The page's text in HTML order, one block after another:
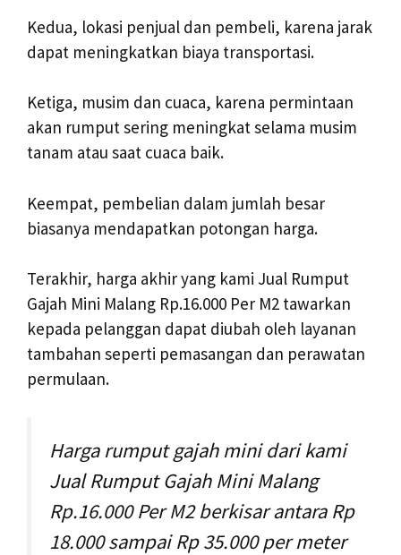
Kedua, lokasi penjual dan pembeli, karena jarak
dapat meningkatkan biaya transportasi.
Ketiga, musim dan cuaca, karena permintaan
akan rumput sering meningkat selama musim
tanam atau saat cuaca baik.
Keempat, pembelian dalam jumlah besar
biasanya mendapatkan potongan harga.
Terakhir, harga akhir yang kami Jual Rumput
Gajah Mini Malang Rp.16.000 Per M2 tawarkan
kepada pelanggan dapat diubah oleh layanan
tambahan seperti pemasangan dan perawatan
permulaan.
Harga rumput gajah mini dari kami
Jual Rumput Gajah Mini Malang
Rp.16.000 Per M2 berkisar antara Rp
18.000 sampai Rp 35.000 per meter